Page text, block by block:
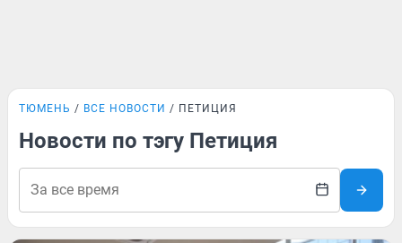
ТЮМЕНЬ ВСЕ НОВОСТИ ПЕТИЦИЯ
Новости по тэгу Петиция